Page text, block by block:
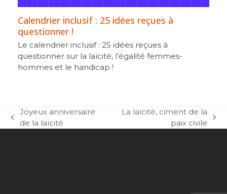
Calendrier inclusif : 25 idées reçues à
questionner !
Le calendrier inclusif : 25 idées reçues à
questionner sur la laïcité, l’égalité femmes-
hommes et le handicap !
previous
Joyeux anniversaire
de la laïcité
La laïcité, ciment de la
paix civile